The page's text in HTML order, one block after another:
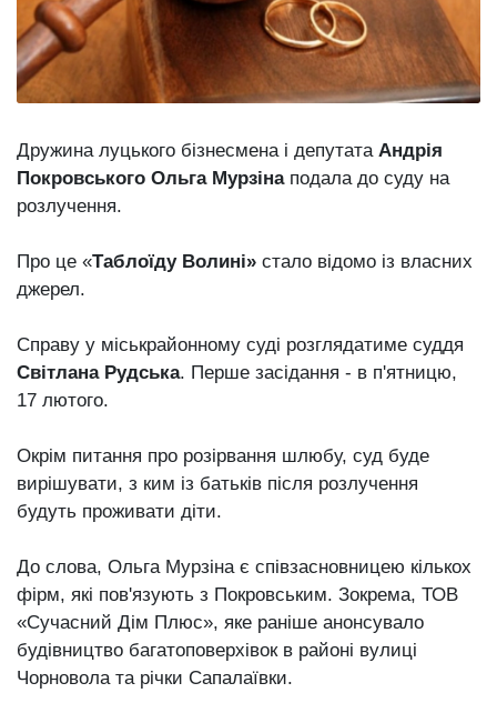
XIX
Спартакіада
VolWe...
29 Липня 2026
566 переглядів
Всі розділи
Персона
Лайф
ZONE 18+
Політика конфіденційності
Дружина луцького бізнесмена і депутата Андрія
Покровського Ольга Мурзіна подала до суду на
розлучення.
Про це «Таблоїду Волині» стало відомо із власних
джерел.
Справу у міськрайонному суді розглядатиме суддя
Світлана Рудська. Перше засідання - в п'ятницю,
17 лютого.
Окрім питання про розірвання шлюбу, суд буде
вирішувати, з ким із батьків після розлучення
будуть проживати діти.
До слова, Ольга Мурзіна є співзасновницею кількох
фірм, які пов'язують з Покровським. Зокрема, ТОВ
«Сучасний Дім Плюс», яке раніше анонсувало
будівництво багатоповерхівок в районі вулиці
Чорновола та річки Сапалаївки.